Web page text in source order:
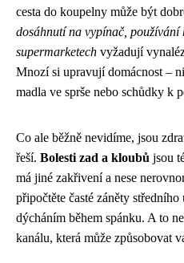
cesta do koupelny může být
dosáhnutí na vypínač,
supermarketech vyžadují
Mnozí si upravují domácnost –
madla ve sprše nebo schůdky k
Co ale běžně nevidíme, jsou
řeší. Bolesti zad a kloubů jsou
má jiné zakřivení a nese
připočtěte časté záněty
dýcháním během spánku. A to
kanálu, která může způsobovat